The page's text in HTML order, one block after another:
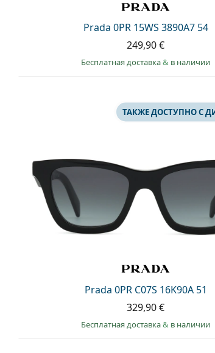
Prada 0PR 15WS 3890A7 54
249,90 €
Бесплатная доставка& в наличии
Prada 0PR C07S 16K90A 51
ТАКЖЕ ДОСТУПНО С
329,90 €
Бесплатная доставка& в наличии